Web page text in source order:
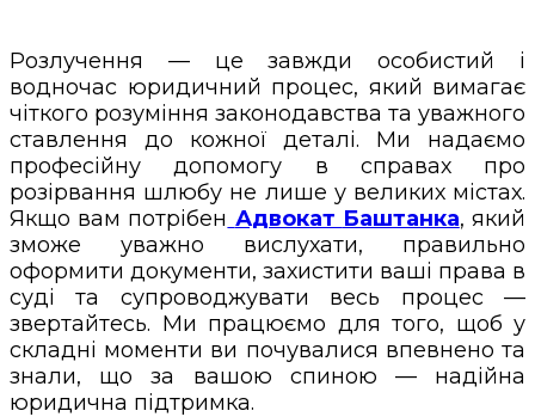
Розлучення — це завжди особистий і
водночас юридичний процес, який вимагає
чіткого розуміння законодавства та уважного
ставлення до кожної деталі. Ми надаємо
професійну допомогу в справах про
розірвання шлюбу не лише у великих містах.
Якщо вам потрібен Адвокат Баштанка, який
зможе уважно вислухати, правильно
оформити документи, захистити ваші права в
суді та супроводжувати весь процес —
звертайтесь. Ми працюємо для того, щоб у
складні моменти ви почувалися впевнено та
знали, що за вашою спиною — надійна
юридична підтримка.